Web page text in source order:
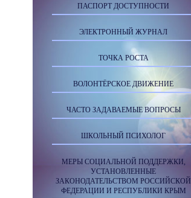
ПАСПОРТ ДОСТУПНОСТИ
ЭЛЕКТРОННЫЙ ЖУРНАЛ
ТОЧКА РОСТА
ВОЛОНТЁРСКОЕ ДВИЖЕНИЕ
ЧАСТО ЗАДАВАЕМЫЕ ВОПРОСЫ
ШКОЛЬНЫЙ ПСИХОЛОГ
МЕРЫ СОЦИАЛЬНОЙ ПОДДЕРЖКИ,
УСТАНОВЛЕННЫЕ
ЗАКОНОДАТЕЛЬСТВОМ РОССИЙСКОЙ
ФЕДЕРАЦИИ И РЕСПУБЛИКИ КРЫМ